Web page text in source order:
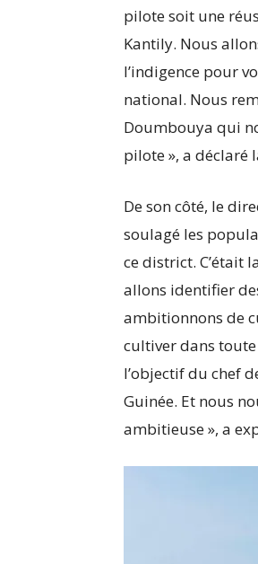
pilote soit une
Kantily. Nous
l’indigence pour
national. Nous
Doumbouya qui
pilote », a déclaré
De son côté, le
soulagé les
ce district. C’était
allons identifier
ambitionnons de
cultiver dans
l’objectif du chef
Guinée. Et nous
ambitieuse », a